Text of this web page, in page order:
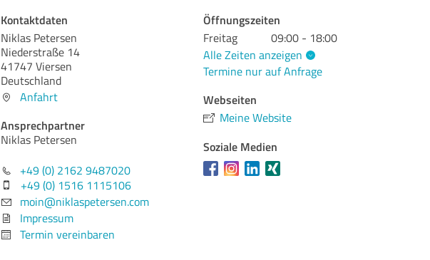
Kontaktdaten
Niklas Petersen
Niederstraße 14
41747 Viersen
Deutschland
Anfahrt
Ansprechpartner
Niklas Petersen
+49 (0) 2162 9487020
+49 (0) 1516 1115106
moin@niklaspetersen.com
Impressum
Termin vereinbaren
Öffnungszeiten
Freitag
09:00 - 18:00
Alle Zeiten anzeigen
Termine nur auf Anfrage
Webseiten
Meine Website
Soziale Medien